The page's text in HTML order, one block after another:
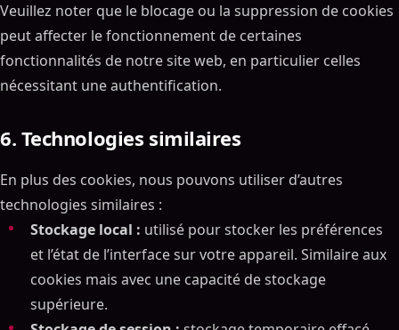
Veuillez noter que le blocage ou la suppression de cookies
peut affecter le fonctionnement de certaines
fonctionnalités de notre site web, en particulier celles
nécessitant une authentification.
6. Technologies similaires
En plus des cookies, nous pouvons utiliser d’autres
technologies similaires :
Stockage local : utilisé pour stocker les préférences
et l’état de l’interface sur votre appareil. Similaire aux
cookies mais avec une capacité de stockage
supérieure.